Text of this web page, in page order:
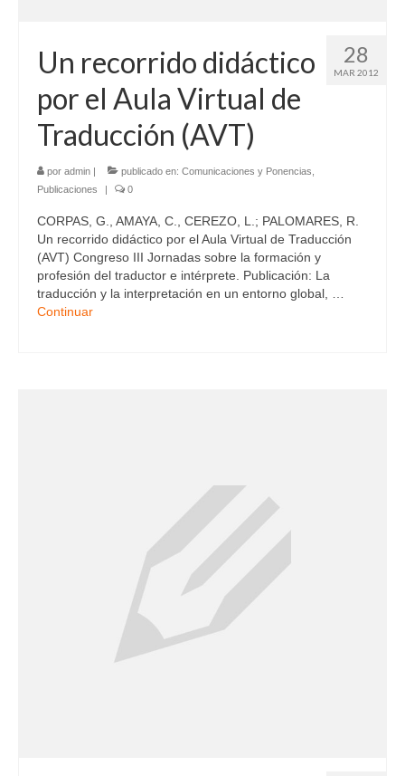
28
MAR 2012
Un recorrido didáctico
por el Aula Virtual de
Traducción (AVT)
por admin | publicado en: Comunicaciones y Ponencias
Publicaciones
| 0
CORPAS, G., AMAYA, C., CEREZO, L.; PALOMARES, R.
Un recorrido didáctico por el Aula Virtual de Traducción
(AVT) Congreso III Jornadas sobre la formación y
profesión del traductor e intérprete. Publicación: La
traducción y la interpretación en un entorno global, …
Continuar